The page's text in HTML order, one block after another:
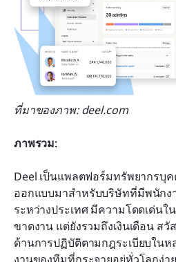
ที่มาของภาพ: deel.com
ภาพรวม:
Deel เป็นแพลตฟอร์มทรัพยากรบุ
ออกแบบมาสำหรับบริษัทที่มีพนักง
ระหว่างประเทศ มีความโดดเด่นใ
ขาดงาน แต่ยังรวมถึงเงินเดือน ส
ด้านการปฏิบัติตามกฎระเบียบในห